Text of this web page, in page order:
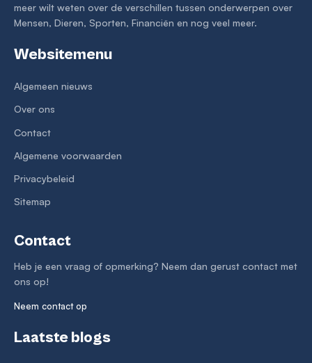
meer wilt weten over de verschillen tussen onderwerpen over
Mensen, Dieren, Sporten, Financiën en nog veel meer.
Websitemenu
Algemeen nieuws
Over ons
Contact
Algemene voorwaarden
Privacybeleid
Sitemap
Contact
Heb je een vraag of opmerking? Neem dan gerust contact met
ons op!
Neem contact op
Laatste blogs